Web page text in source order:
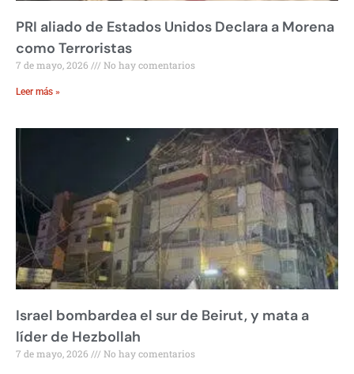
PRI aliado de Estados Unidos Declara a Morena
como Terroristas
7 de mayo, 2026 No hay comentarios
Leer más »
Israel bombardea el sur de Beirut, y mata a
líder de Hezbollah
7 de mayo, 2026 No hay comentarios